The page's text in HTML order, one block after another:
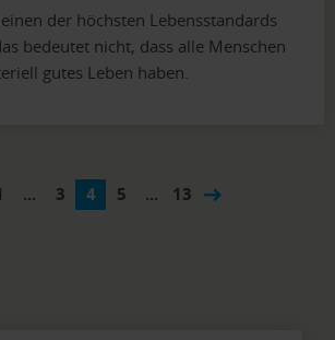
der höchsten Lebensstandards
bedeutet nicht, dass alle Menschen
gutes Leben haben.
... 3 4 5 ... 13